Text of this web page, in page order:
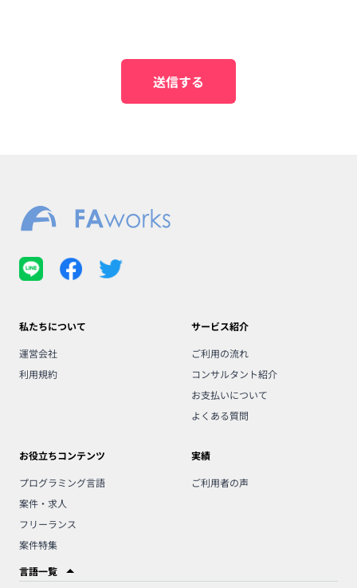
送信する
私たちについて
運営会社
利用規約
サービス紹介
ご利用の流れ
コンサルタント紹介
お支払いについて
よくある質問
お役立ちコンテンツ
プログラミング言語
案件・求人
フリーランス
案件特集
実績
ご利用者の声
言語一覧